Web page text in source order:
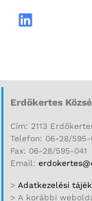
Erdőkertes
Cím: 2113
Telefon: 06-28/595-
Fax: 06-28/595-041
Email:
> Adatkezelési
> A korábbi